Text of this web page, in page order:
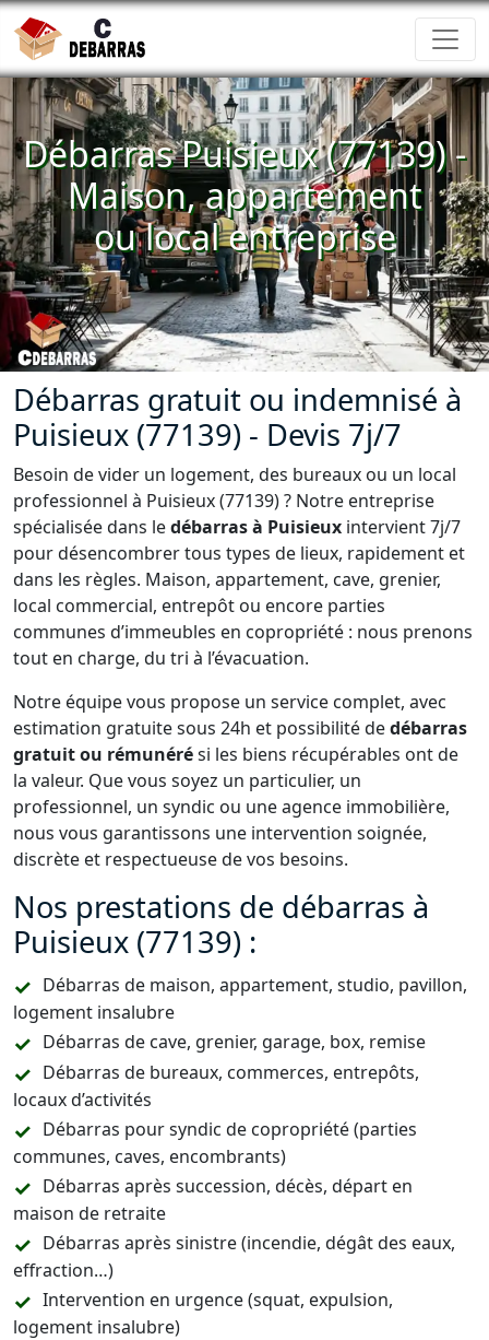
Débarras Puisieux (77139) -
Maison, appartement
ou local entreprise
Débarras gratuit ou indemnisé à
Puisieux (77139) - Devis 7j/7
Besoin de vider un logement, des bureaux ou un local
professionnel à Puisieux (77139) ? Notre entreprise
spécialisée dans ledébarras à Puisieux intervient 7j/7
pour désencombrer tous types de lieux, rapidement et
dans les règles. Maison, appartement, cave, grenier,
local commercial, entrepôt ou encore parties
communes d’immeubles en copropriété : nous prenons
tout en charge, du tri à l’évacuation.
Notre équipe vous propose un service complet, avec
estimation gratuite sous 24h et possibilité dedébarras
gratuit ou rémunérési les biens récupérables ont de
la valeur. Que vous soyez un particulier, un
professionnel, un syndic ou une agence immobilière,
nous vous garantissons une intervention soignée,
discrète et respectueuse de vos besoins.
Nos prestations de débarras à
Puisieux (77139) :
Débarras de maison, appartement, studio, pavillon,
logement insalubre
Débarras de cave, grenier, garage, box, remise
Débarras de bureaux, commerces, entrepôts,
locaux d’activités
Débarras pour syndic de copropriété (parties
communes, caves, encombrants)
Débarras après succession, décès, départ en
maison de retraite
Débarras après sinistre (incendie, dégât des eaux,
effraction…)
Intervention en urgence (squat, expulsion,
logement insalubre)